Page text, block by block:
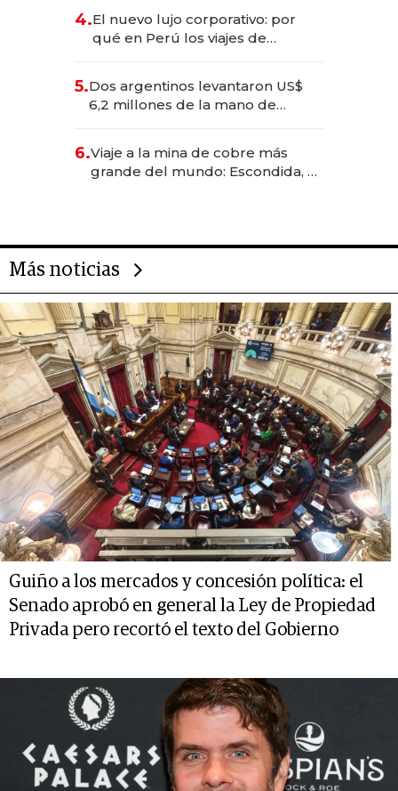
4.El nuevo lujo corporativo: por
qué en Perú los viajes de
para convertirse en experiencias
transformadoras
5.Dos argentinos levantaron US$
6,2 millones de la mano de
6.Viaje a la mina de cobre más
grande del mundo: Escondida, el
Más noticias
Guiño a los mercados y concesión política: el
Senado aprobó en general la Ley de Propiedad
Privada pero recortó el texto del Gobierno